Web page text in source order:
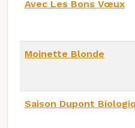
Avec Les Bons Vœux
Moinette Blonde
Saison Dupont